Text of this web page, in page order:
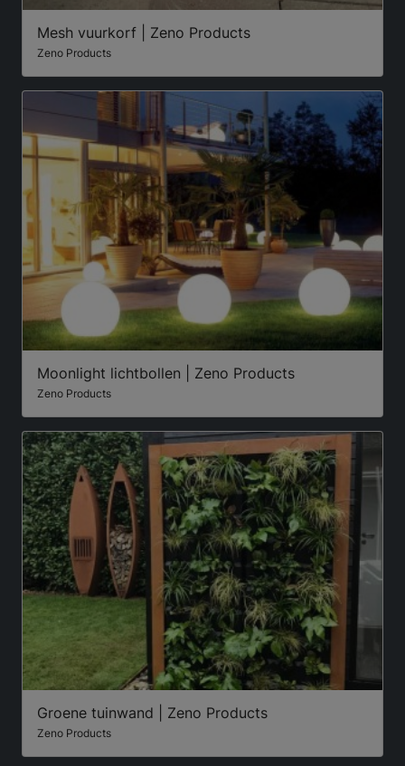
Mesh vuurkorf | Zeno Products
Zeno Products
Moonlight lichtbollen | Zeno Products
Zeno Products
Groene tuinwand | Zeno Products
Zeno Products